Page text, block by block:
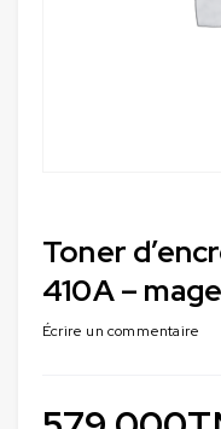
Toner
410A –
Écrire un commentaire